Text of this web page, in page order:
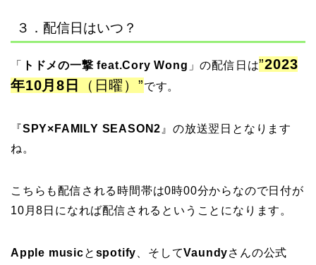
３．配信日はいつ？
「 トドメの一撃 feat.Cory Wong 」の配信日は”2023
年10月8日
（日曜）”です。
『SPY×FAMILY SEASON2 』の放送翌日となります
ね。
こちらも配信される時間帯は0時00分からなので日付が
10月8日になれば配信されるということになります。
Apple musicと spotify 、そしてVaundyさんの公式